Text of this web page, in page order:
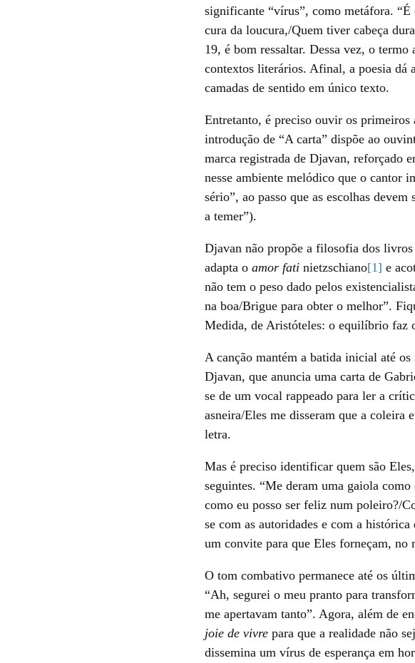
significante “vírus”, como metáfora.
cura da loucura,/Quem tiver cabeça
19, é bom ressaltar. Dessa vez, o
contextos literários. Afinal, a poesia dá
camadas de sentido em único texto.
Entretanto, é preciso ouvir os primeiros
introdução de “A carta” dispõe ao
marca registrada de Djavan, reforçado
nesse ambiente melódico que o cantor
sério”, ao passo que as escolhas
a temer”).
Djavan não propõe a filosofia dos
adapta o amor fati nietzschiano[1] e
não tem o peso dado pelos
na boa/Brigue para obter o melhor”.
Medida, de Aristóteles: o equilíbrio faz
A canção mantém a batida inicial até
Djavan, que anuncia uma carta de
se de um vocal rappeado para ler a
asneira/Eles me disseram que a coleira
letra.
Mas é preciso identificar quem são
seguintes. “Me deram uma gaiola
como eu posso ser feliz num poleiro?/
se com as autoridades e com a
um convite para que Eles forneçam, no
O tom combativo permanece até os
“Ah, segurei o meu pranto para
me apertavam tanto”. Agora, além de
joie de vivre para que a realidade não
dissemina um vírus de esperança em